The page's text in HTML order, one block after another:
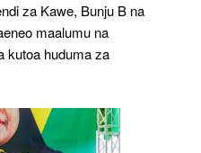
za Kawe, Bunju B na
maalumu na
kutoa huduma za